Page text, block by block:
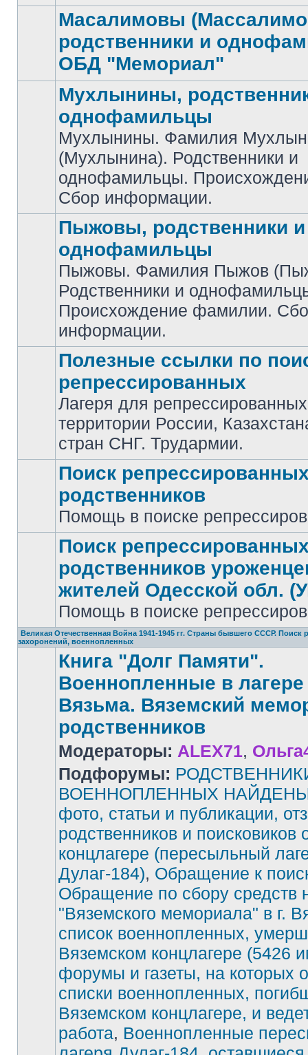
Нет
непрочитанных
сообщений
Масалимовы
родственники и
ОБД "Мемориал"
Нет
непрочитанных
сообщений
Мухлынины,
однофамильцы
Мухлынины. Фамилия
(Мухлынина). Родственники и
однофамильцы.
Сбор информации.
Нет
непрочитанных
сообщений
Пыжовы, родственники и
однофамильцы
Пыжовы. Фамилия Пыжов
Родственники и
Происхождение фамилии.
информации.
непрочитанных
сообщений
Полезные ссылки по
репрессированных
Лагеря для
территории России,
стран СНГ. Трудармии.
Нет
непрочитанных
сообщений
Поиск
родственников
Помощь в поиске
Нет
непрочитанных
сообщений
Поиск
родственников
жителей Одесской обл.
Помощь в поиске
Великая Отечественная Война 1941-1945 гг. Страны бывшего СССР. Поиск
захоронений, военнопленных
Книга "Долг Памяти".
Военнопленные в лагере
Вязьма. Вяземский
родственников
Модераторы: ALEX71,
Подфорумы:
ВОЕННОПЛЕННЫХ
фото, статьи и публикации,
родственников и поисковиков
концлагере (пересыльный
Дулаг-184), Обращение к
Обращение по сбору средств
"Вяземского мемориала" в г.
список военнопленных,
Вяземском концлагере (5426
форумы и газеты, на которых
списки военнопленных,
Вяземском концлагере, и
работа, Военнопленные